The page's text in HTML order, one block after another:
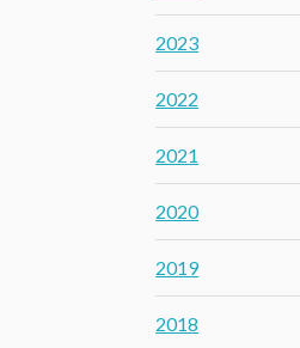
2023
2022
2021
2020
2019
2018